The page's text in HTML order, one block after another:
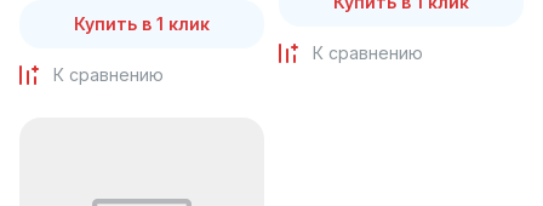
Купить в 1 клик
К сравнению
К сравнению